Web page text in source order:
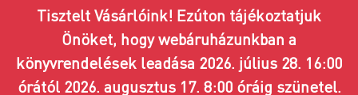
Tisztelt Vásárlóink! Ezúton tájékoztatjuk
Önöket, hogy webáruházunkban a
könyvrendelések leadása 2026. július 28. 16:00
órától 2026. augusztus 17. 8:00 óráig szünetel.